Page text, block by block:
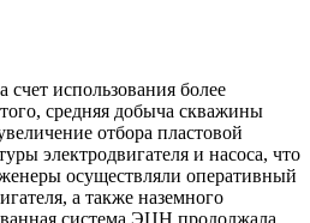
использования более
средняя добыча скважины
отбора пластовой
электродвигателя и насоса, что
осуществляли оперативный
а также наземного